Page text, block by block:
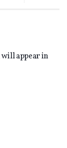
appear in